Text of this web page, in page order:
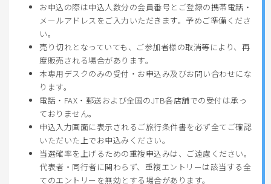
お申込の際は申込人数分の会員番号とご登録の携帯電話・
メールアドレスをご入力いただきます。予めご準備くださ
い。
売り切れとなっていても、ご参加者様の取消等により、再
度販売される場合があります。
本専用デスクのみの受付・お申込み及びお問い合わせにな
ります。
電話・FAX・郵送および全国のJTB各店舗での受付は承っ
ておりません。
申込入力画面に表示されるご旅行条件書を必ず全てご確認
いただいた上でお申込みください。
当選確率を上げるための重複申込みは、ご遠慮ください。
代表者・同行者に関わらず、重複エントリーは該当する全
てのエントリーを無効とする場合があります。